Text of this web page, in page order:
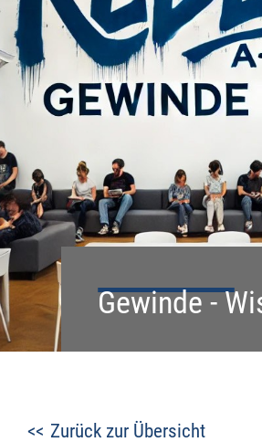
Gewinde -
Zurück zur Übersicht